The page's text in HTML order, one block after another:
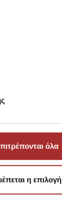
όλα
η επιλογή
Ζακέτα Κοντή με